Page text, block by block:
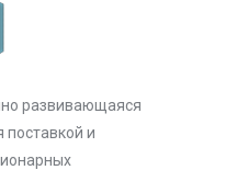
развивающаяся
поставкой и